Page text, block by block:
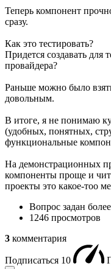
Теперь компонент
сразу.
Как это тестировать?
Придется создавать для
провайдера?
Раньше можно было
довольным.
В итоге, я не понимаю
(удобных, понятных,
функциональные
На демонстрационных
компоненты проще и
проекты это какое-тоо
Вопрос задан
1246 просмотров
3 комментария
Подписаться 10